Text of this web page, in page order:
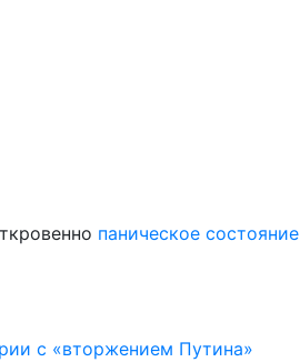
паническое состояние
с «вторжением Путина»